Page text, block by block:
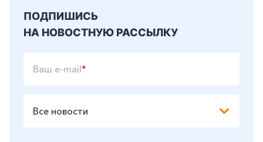
ПОДПИШИСЬ
НА НОВОСТНУЮ РАССЫЛКУ
Ваш e-mail*
Все новости